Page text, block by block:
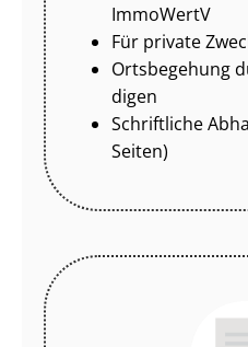
ImmoWertV
Für private
Ortsbegehung
di­gen
Schriftliche
Seiten)